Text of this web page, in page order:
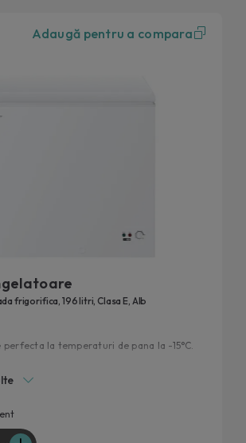
Adaugă pentru a compara
frigorifica, 196 litri, Clasa E, Alb
perfecta la temperaturi de pana la -15°C.
prin hOn